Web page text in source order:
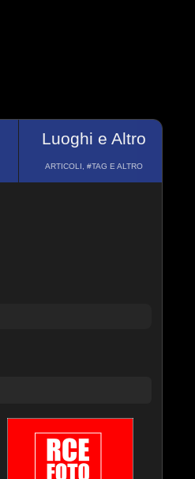
Luoghi e Altro
ARTICOLI, #TAG E ALTRO